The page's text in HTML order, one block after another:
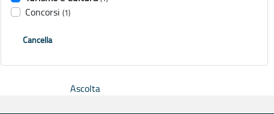
Concorsi (1)
Cancella
Ascolta